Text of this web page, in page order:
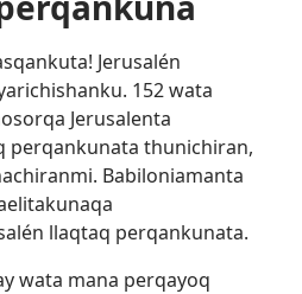
Jerusalén
152 wata
Jerusalenta
perqankunata thunichiran,
Babiloniamanta
llaqtaq perqankunata.
wata mana perqayoq